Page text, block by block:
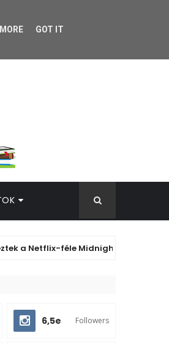
féle Midnight Sun animációs
6,5e Followers
GOT IT